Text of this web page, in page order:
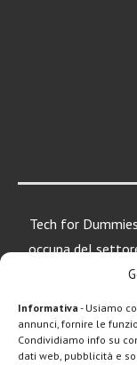
Informativa - Usiamo
annunci, fornire le
Condividiamo info su
dati web, pubblicità e
Tech for
occupa del
una
LEGGI ANCHE